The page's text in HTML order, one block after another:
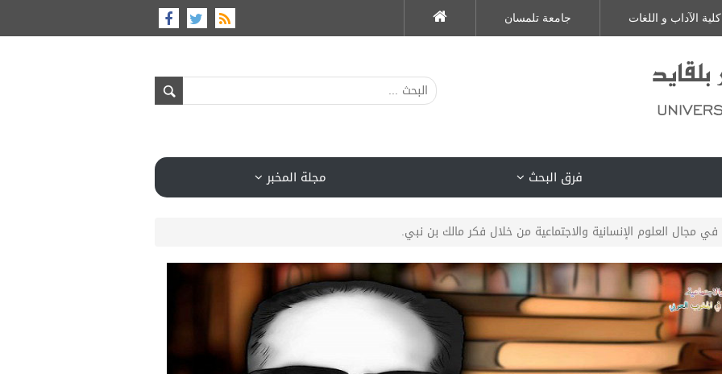
كلية الآداب و اللغات جامعة تلمسان
فرق البحث مجلة المخبر
مجال العلوم الإنسانية والاجتماعية من خلال فكر مالك بن نبي.